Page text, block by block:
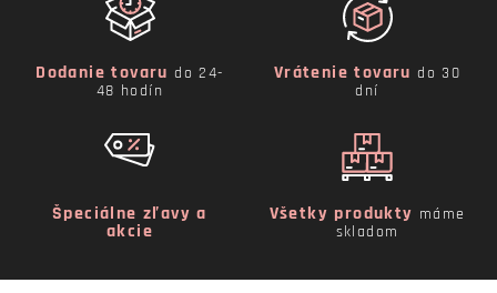
Dodanie tovaru do 24-
48 hodín
Vrátenie tovaru do 30
dní
Špeciálne zľavy a
akcie
Všetky produkty máme
skladom